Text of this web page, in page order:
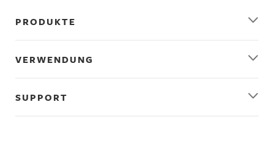
PRODUKTE
VERWENDUNG
SUPPORT